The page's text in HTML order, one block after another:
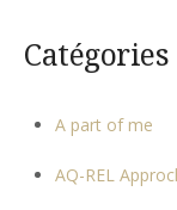
Catégories
A part of me
AQ-REL